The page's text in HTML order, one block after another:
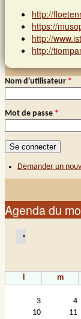
http://
https://
http://
http://
Connexion
Nom d'utilisateur *
Mot de passe *
Demander un
Agenda du
«
l m
3
4
10
11